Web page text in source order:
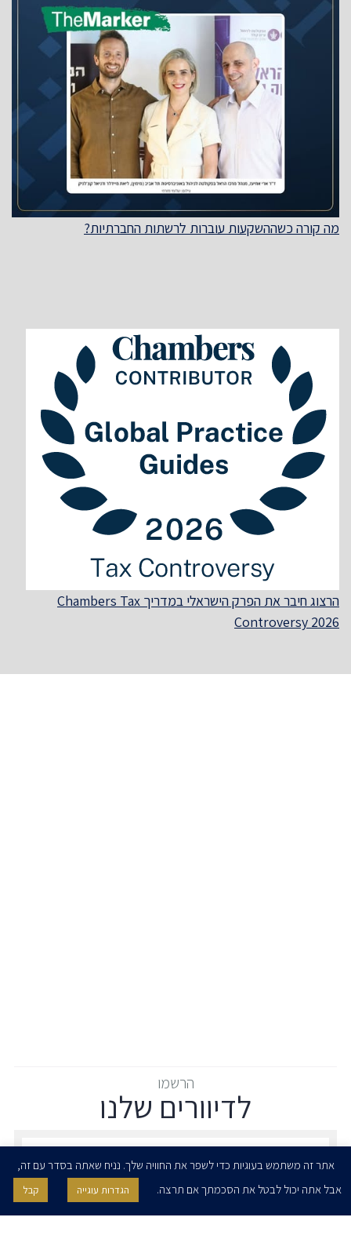
מה קורה כשההשקעות עוברות לרשתות החברתיות?
הרצוג חיבר את הפרק הישראלי במדריך Chambers Tax
Controversy 2026
הרשמו
לדיוורים שלנו
אני מאשר/ת בזאת להרצוג, פוקס, נאמן ושות' לשלוח לי ניוזלטרים,
הודעות והזמנות לאירועים וכנסים. אני רשאי/ת לחזור בי מהסכמתי לעיל בכל
אתר זה משתמש בעוגיות כדי לשפר את החוויה שלך. נניח שאתה בסדר עם זה,
אבל אתה יכול לבטל את הסכמתך אם תרצה.
הגדרות עוגייה קבל